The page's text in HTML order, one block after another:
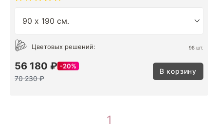
Цветовых решений: 98 шт.
56 180 ₽ 20%
70 230 ₽
В корзину
1